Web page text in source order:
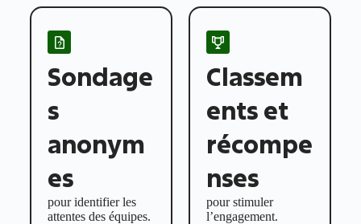
Sondage
s
anonym
es
pour identifier les
attentes des équipes.
Classem
ents et
récompe
nses
pour stimuler
l’engagement.